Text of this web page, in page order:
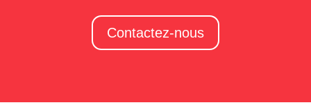
Contactez-nous